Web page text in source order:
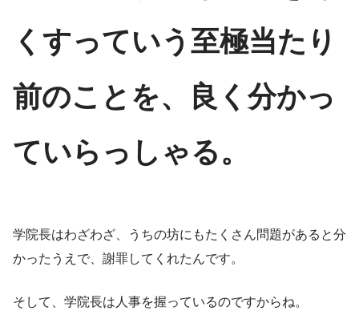
くすっていう至極当たり
前のことを、良く分かっ
ていらっしゃる。
学院長はわざわざ、うちの坊にもたくさん問題があると分
かったうえで、謝罪してくれたんです。
そして、学院長は人事を握っているのですからね。